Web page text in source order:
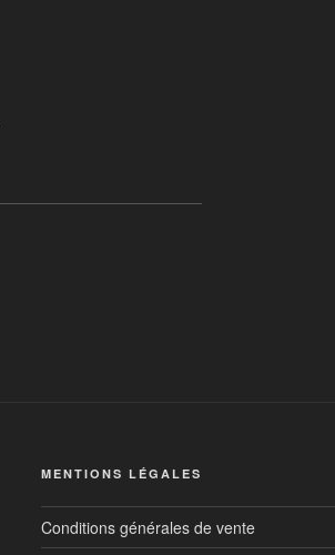
MENTIONS LÉGALES
Conditions générales de vente